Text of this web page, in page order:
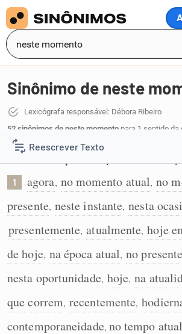
Reescrever Texto
Resumir Texto
Corrigir Texto
Detector de IA
Humanizador de IA
Sinônimo de neste
Lexicógrafa responsável: Débora Ribeiro
52 sinônimos de neste momento para 1 sentido da
momento
No momento presente; neste instante;
1 agora, no momento atual, no
presente, neste instante, nesta
presentemente, atualmente, hoje
de hoje, na época atual, no presente
nesta oportunidade, hoje, na
que correm, recentemente,
contemporaneidade, no tempo atual